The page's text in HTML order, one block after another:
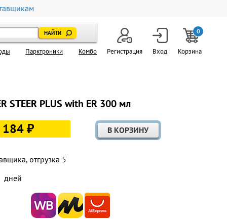
Парктроники Комбо Регистрация Вход
0
Корзина
STEER PLUS with ER 300 мл
184 ₽
отгрузка 5
дней